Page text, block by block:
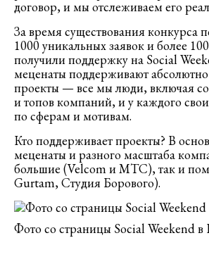
договор, и мы отслеживаем его
За время существования конкурса
1000 уникальных заявок и более
получили поддержку на Social
меценаты поддерживают
проекты — все мы люди, включая
и топов компаний, и у каждого
по сферам и мотивам.
Кто поддерживает проекты? В
меценаты и разного масштаба
большие (Velcom и МТС), так и
Gurtam, Студия Борового).
Фото со страницы Social Weekend в